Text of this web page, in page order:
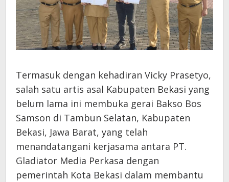
Termasuk dengan kehadiran Vicky Prasetyo,
salah satu artis asal Kabupaten Bekasi yang
belum lama ini membuka gerai Bakso Bos
Samson di Tambun Selatan, Kabupaten
Bekasi, Jawa Barat, yang telah
menandatangani kerjasama antara PT.
Gladiator Media Perkasa dengan
pemerintah Kota Bekasi dalam membantu